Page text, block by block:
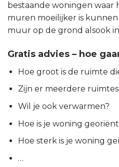
bestaande woningen waar
muren moeilijker is
muur op de grond alsook
Gratis advies – hoe
Hoe groot is de ruimte
Zijn er meerdere
Wil je ook verwarmen?
Hoe is je woning
Hoe sterk is je woning
…